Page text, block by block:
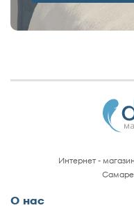
Интернет -
О нас